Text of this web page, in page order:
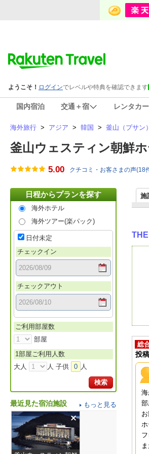
国内宿泊 交通＋宿 レンタカー
海外旅行 > アジア > 韓国 > 釜山（プサン）
釜山ウェスティン朝鮮
5.00 クチコミ・お客さまの声(18
日程からプランを探す
海外ホテル
海外ツアー(楽パック)
日付未定
チェックイン
チェックアウト
ご利用部屋数
部屋
1部屋ご利用人数
大人
人 子供 0 人
検索
最近見た宿泊施設 もっと見る
施
総
投
海